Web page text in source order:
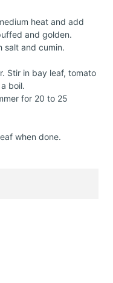
heat and add
and golden.
and cumin.
Stir in bay leaf, tomato
boil.
for 20 to 25
when done.